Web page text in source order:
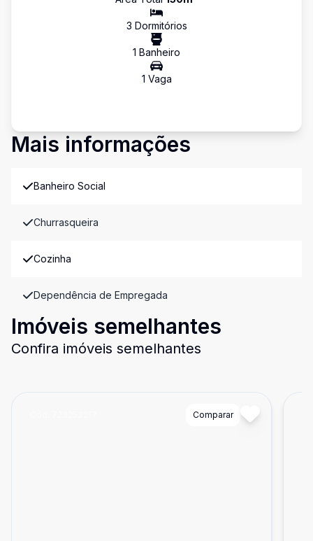
3 Dormitórios
1 Banheiro
1 Vaga
Mais informações
Banheiro Social
Churrasqueira
Cozinha
Dependência de Empregada
Imóveis semelhantes
Confira imóveis semelhantes
Comparar